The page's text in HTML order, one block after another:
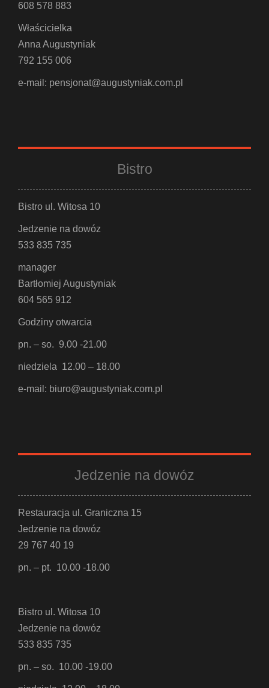
608 578 883
Właścicielka
Anna Augustyniak
792 155 006
e-mail: pensjonat@augustyniak.com.pl
Bistro
Bistro ul. Witosa 10
Jedzenie na dowóz
533 835 735
manager
Bartłomiej Augustyniak
604 565 912
Godziny otwarcia
pn. – so. 9.00 -21.00
niedziela 12.00 – 18.00
e-mail: biuro@augustyniak.com.pl
Jedzenie na dowóz
Restauracja ul. Graniczna 15
Jedzenie na dowóz
29 767 40 19
pn. – pt. 10.00 -18.00
Bistro ul. Witosa 10
Jedzenie na dowóz
533 835 735
pn. – so. 10.00 -19.00